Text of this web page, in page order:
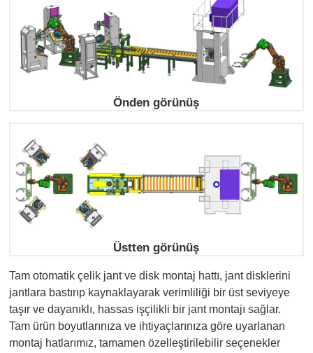
Önden görünüş
Üstten görünüş
Tam otomatik çelik jant ve disk montaj hattı, jant disklerini
jantlara bastırıp kaynaklayarak verimliliği bir üst seviyeye
taşır ve dayanıklı, hassas işçilikli bir jant montajı sağlar.
Tam ürün boyutlarınıza ve ihtiyaçlarınıza göre uyarlanan
montaj hatlarımız, tamamen özelleştirilebilir seçenekler